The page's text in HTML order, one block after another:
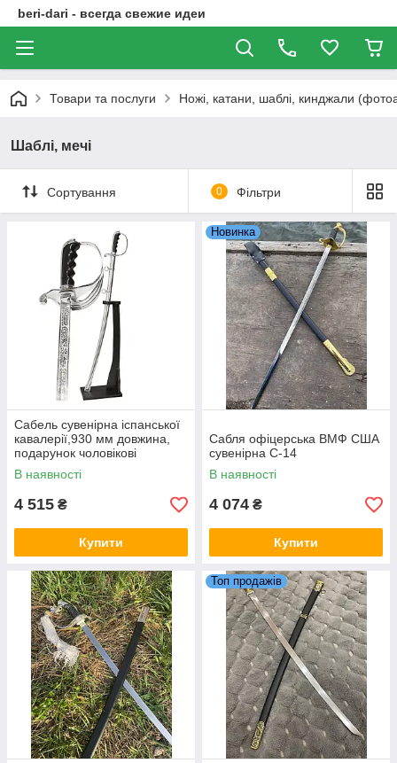
beri-dari - всегда свежие идеи
Товари та послуги Ножі, катани, шаблі, кинджали
Шаблі, мечі
Сортування 0 Фільтри
Сабель сувенірна іспанської
кавалерії,930 мм довжина,
подарунок чоловікові
В наявності
4 515 ₴
Купити
Новинка
Сабля офіцерська ВМФ США
сувенірна С-14
В наявності
4 074 ₴
Купити
Топ продажів